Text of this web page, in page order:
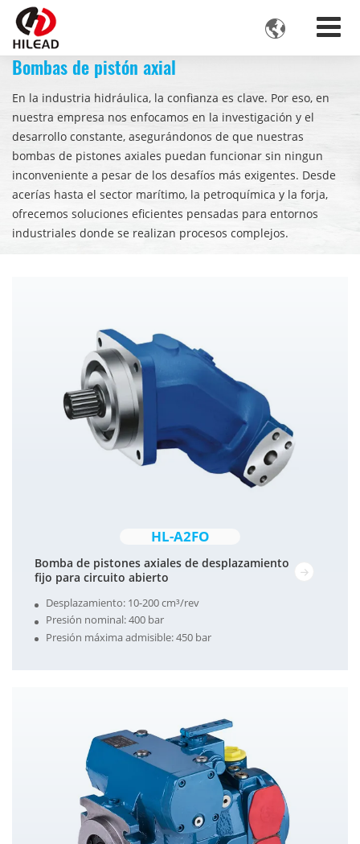

Bombas de pistón axial
En la industria hidráulica, la confianza es clave. Por eso, en
nuestra empresa nos enfocamos en la investigación y el
desarrollo constante, asegurándonos de que nuestras
bombas de pistones axiales puedan funcionar sin ningun
inconveniente a pesar de los desafíos más exigentes. Desde
acerías hasta el sector marítimo, la petroquímica y la forja,
ofrecemos soluciones eficientes pensadas para entornos
industriales donde se realizan procesos complejos.
HL-A2FO
Bomba de pistones axiales de desplazamiento
fijo para circuito abierto
Desplazamiento: 10-200 cm³/rev
Presión nominal: 400 bar
Presión máxima admisible: 450 bar